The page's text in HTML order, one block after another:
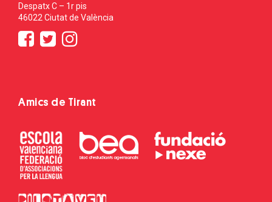
Despatx C – 1r pis
46022 Ciutat de València
Amics de Tirant